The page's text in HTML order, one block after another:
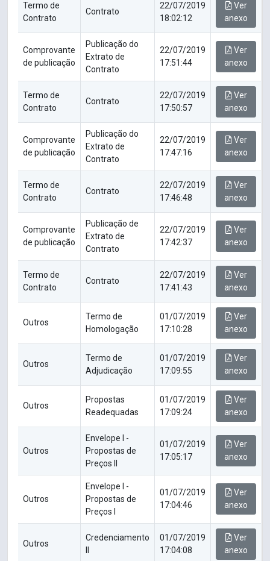
Termo de
Contrato
Contrato
22/07/2019
18:02:12
Ver
anexo
Comprovante
de publicação
Publicação do
Extrato de
Contrato
22/07/2019
17:51:44
Ver
anexo
Termo de
Contrato
Contrato
22/07/2019
17:50:57
Ver
anexo
Comprovante
de publicação
Publicação do
Extrato de
Contrato
22/07/2019
17:47:16
Ver
anexo
Termo de
Contrato
Contrato
22/07/2019
17:46:48
Ver
anexo
Comprovante
de publicação
Publicação de
Extrato de
Contrato
22/07/2019
17:42:37
Ver
anexo
Termo de
Contrato
Contrato
22/07/2019
17:41:43
Ver
anexo
Outros
Termo de
Homologação
01/07/2019
17:10:28
Ver
anexo
Outros
Termo de
Adjudicação
01/07/2019
17:09:55
Ver
anexo
Outros
Propostas
Readequadas
01/07/2019
17:09:24
Ver
anexo
Outros
Envelope I -
Propostas de
Preços II
01/07/2019
17:05:17
Ver
anexo
Outros
Envelope I -
Propostas de
Preços I
01/07/2019
17:04:46
Ver
anexo
Outros
Credenciamento
01/07/2019
17:04:08
Ver
anexo